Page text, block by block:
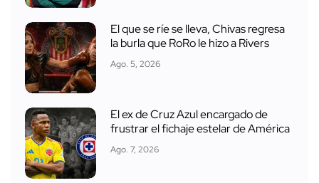
El que se ríe se lleva, Chivas regresa
la burla que RoRo le hizo a Rivers
Ago. 5, 2026
El ex de Cruz Azul encargado de
frustrar el fichaje estelar de América
Ago. 7, 2026